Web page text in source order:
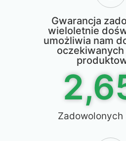
Gwarancja
wieloletnie
umożliwia nam
Zadowolonych